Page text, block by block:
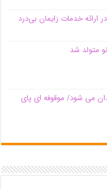
متولد شد
می شود/ موقوفه ای پای